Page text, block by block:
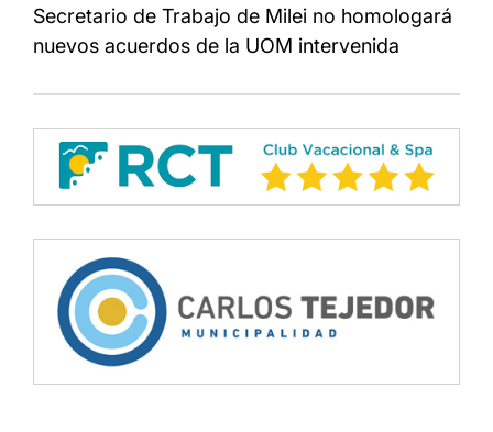
Secretario de Trabajo de Milei no homologará
nuevos acuerdos de la UOM intervenida